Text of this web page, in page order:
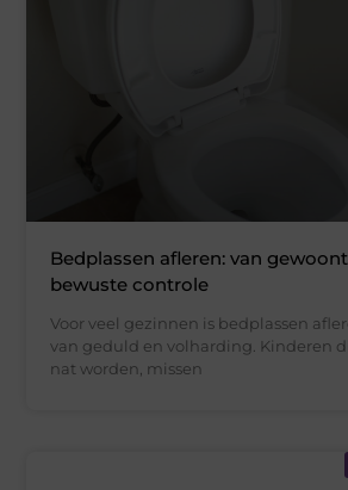
Bedplassen afleren: van
bewuste controle
Voor veel gezinnen is bedplassen
van geduld en volharding. Kinderen
nat worden, missen